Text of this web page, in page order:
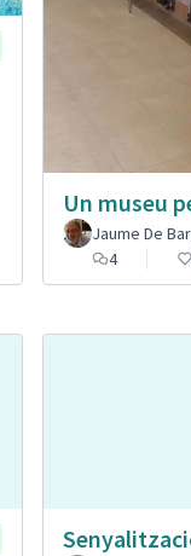
Un museu
Jaume De
4